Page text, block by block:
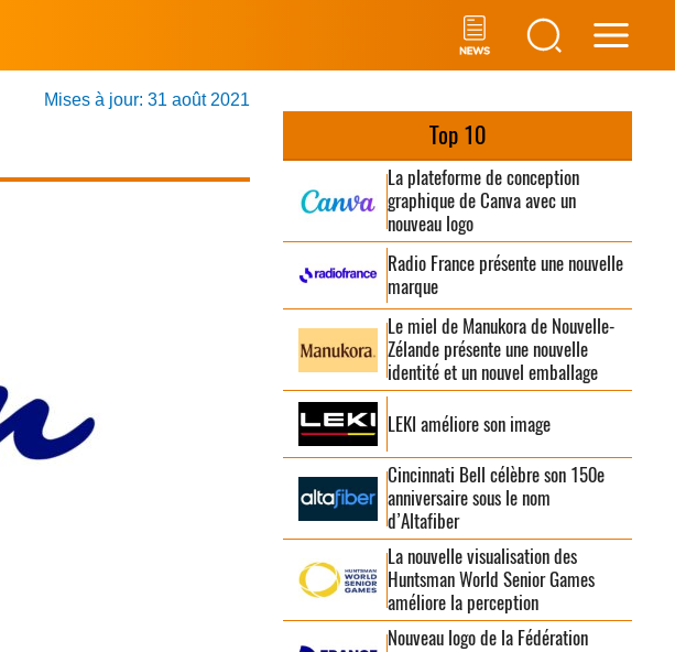
Mises à jour: 31 août 2021
Top 10
La plateforme de conception
graphique de Canva avec un
nouveau logo
Radio France présente une nouvelle
marque
Le miel de Manukora de Nouvelle-
Zélande présente une nouvelle
identité et un nouvel emballage
LEKI améliore son image
Cincinnati Bell célèbre son 150e
anniversaire sous le nom
d’Altafiber
La nouvelle visualisation des
Huntsman World Senior Games
améliore la perception
Nouveau logo de la Fédération